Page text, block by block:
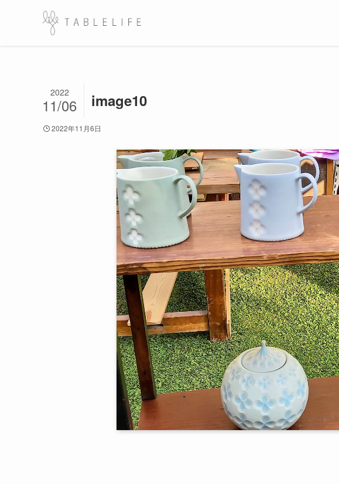
image10
2022
11/06
2022年11月6日